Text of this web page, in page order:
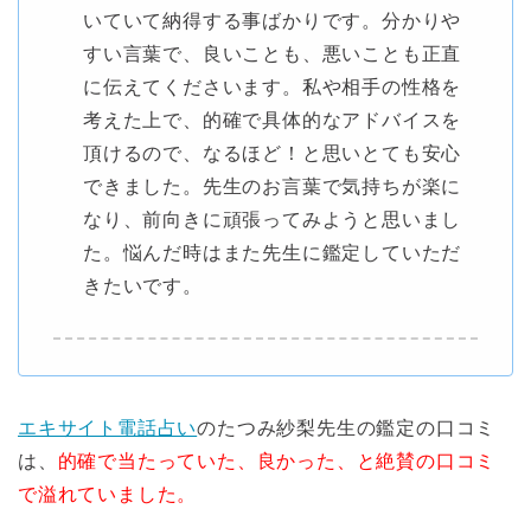
いていて納得する事ばかりです。分かりや
すい言葉で、良いことも、悪いことも正直
に伝えてくださいます。私や相手の性格を
考えた上で、的確で具体的なアドバイスを
頂けるので、なるほど！と思いとても安心
できました。先生のお言葉で気持ちが楽に
なり、前向きに頑張ってみようと思いまし
た。悩んだ時はまた先生に鑑定していただ
きたいです。
エキサイト電話占いのたつみ紗梨先生の鑑定の口コミ
は、 的確で当たっていた、良かった、と絶賛の口コミ
で溢れていました。